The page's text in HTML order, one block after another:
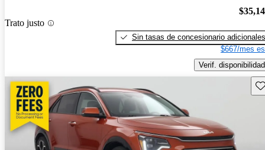
Trato justo
Sin tasas de concesionario adicionales
$667/mes
Verif. disponibilidad